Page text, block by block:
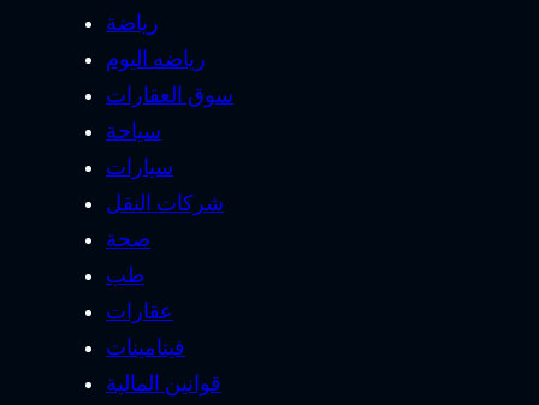
رياضة
رياضه اليوم
سوق العقارات
سياحة
سيارات
شركات النقل
صحة
طب
عقارات
فيتامينات
قوانين المالية